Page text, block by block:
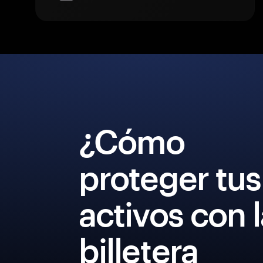
¿Cómo
proteger tus
activos con
billetera